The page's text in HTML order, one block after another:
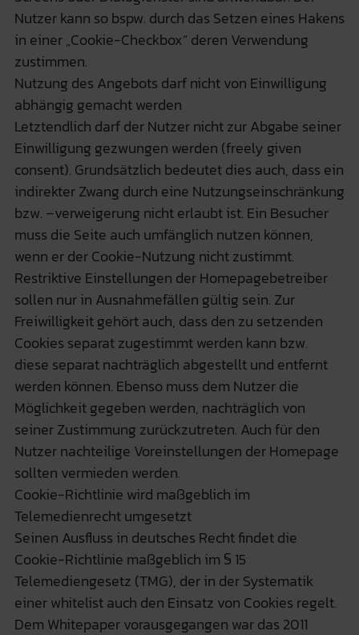
Nutzer kann so bspw. durch das Setzen eines Hakens
in einer „Cookie-Checkbox“ deren Verwendung
zustimmen.
Nutzung des Angebots darf nicht von Einwilligung
abhängig gemacht werden
Letztendlich darf der Nutzer nicht zur Abgabe seiner
Einwilligung gezwungen werden (freely given
consent). Grundsätzlich bedeutet dies auch, dass ein
indirekter Zwang durch eine Nutzungseinschränkung
bzw. –verweigerung nicht erlaubt ist. Ein Besucher
muss die Seite auch umfänglich nutzen können,
wenn er der Cookie-Nutzung nicht zustimmt.
Restriktive Einstellungen der Homepagebetreiber
sollen nur in Ausnahmefällen gültig sein. Zur
Freiwilligkeit gehört auch, dass den zu setzenden
Cookies separat zugestimmt werden kann bzw.
diese separat nachträglich abgestellt und entfernt
werden können. Ebenso muss dem Nutzer die
Möglichkeit gegeben werden, nachträglich von
seiner Zustimmung zurückzutreten. Auch für den
Nutzer nachteilige Voreinstellungen der Homepage
sollten vermieden werden.
Cookie-Richtlinie wird maßgeblich im
Telemedienrecht umgesetzt
Seinen Ausfluss in deutsches Recht findet die
Cookie-Richtlinie maßgeblich im § 15
Telemediengesetz (TMG), der in der Systematik
einer whitelist auch den Einsatz von Cookies regelt.
Dem Whitepaper vorausgegangen war das 2011